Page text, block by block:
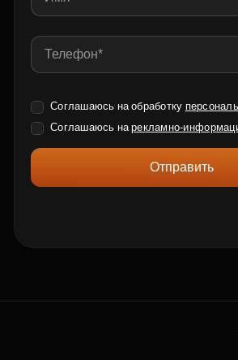
Соглашаюсь на обработку
Соглашаюсь нарекламно-
Отправить